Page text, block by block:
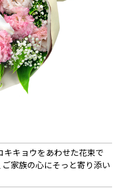
キキョウをあわせた花束で
家族の心にそっと寄り添い